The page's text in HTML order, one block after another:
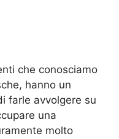
che conosciamo
hanno un
farle avvolgere su
una
molto